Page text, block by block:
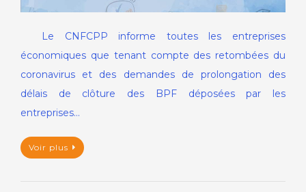
Le CNFCPP informe toutes les entreprises
économiques que tenant compte des retombées du
coronavirus et des demandes de prolongation des
délais de clôture des BPF déposées par les
entreprises…
Voir plus